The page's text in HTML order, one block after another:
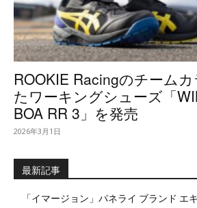
ROOKIE Racingのチーム
たワーキングシューズ「
BOA RR 3」を発売
2026年3月1日
最新記事
「イマージョン」パネライ ブランド エ